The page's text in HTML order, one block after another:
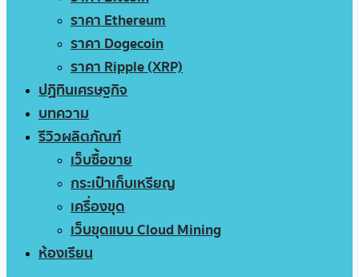
ราคา Ethereum
ราคา Dogecoin
ราคา Ripple (XRP)
ปฏิทินเศรษฐกิจ
บทความ
รีวิวผลิตภัณฑ์
เว็บซื้อขาย
กระเป๋าเก็บเหรียญ
เครื่องขุด
เว็บขุดแบบ Cloud Mining
ห้องเรียน